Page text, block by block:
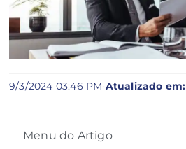
9/3/2024 03:46 PM·Atualizado em:
Menu do Artigo